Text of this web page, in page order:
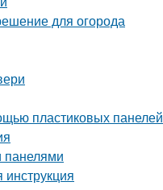
для огорода
пластиковых панелей
панелями